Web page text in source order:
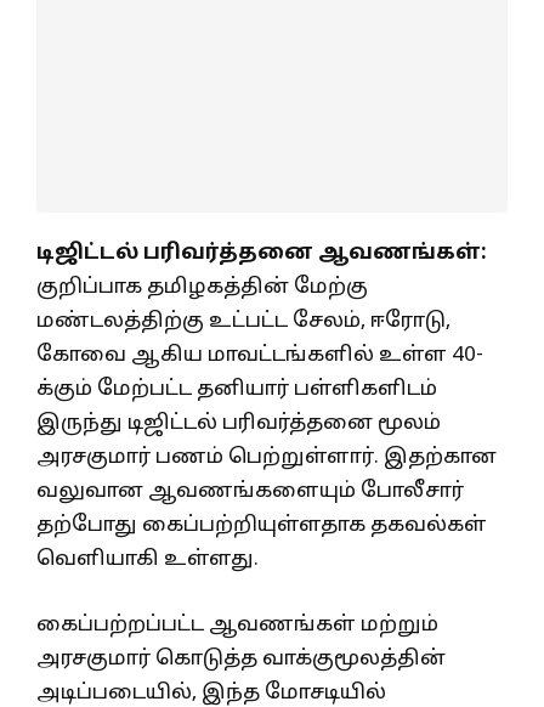
டிஜிட்டல் பரிவர்த்தனை ஆவணங்கள்:
குறிப்பாக தமிழகத்தின் மேற்கு
மண்டலத்திற்கு உட்பட்ட சேலம், ஈரோடு,
கோவை ஆகிய மாவட்டங்களில் உள்ள 40-
க்கும் மேற்பட்ட தனியார் பள்ளிகளிடம்
இருந்து டிஜிட்டல் பரிவர்த்தனை மூலம்
அரசகுமார் பணம் பெற்றுள்ளார். இதற்கான
வலுவான ஆவணங்களையும் போலீசார்
தற்போது கைப்பற்றியுள்ளதாக தகவல்கள்
வெளியாகி உள்ளது.
கைப்பற்றப்பட்ட ஆவணங்கள் மற்றும்
அரசகுமார் கொடுத்த வாக்குமூலத்தின்
அடிப்படையில், இந்த மோசடியில்